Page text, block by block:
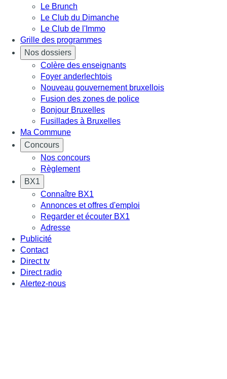
Le Brunch
Le Club du Dimanche
Le Club de l'Immo
Grille des programmes
Nos dossiers
Colère des enseignants
Foyer anderlechtois
Nouveau gouvernement bruxellois
Fusion des zones de police
Bonjour Bruxelles
Fusillades à Bruxelles
Ma Commune
Concours
Nos concours
Règlement
BX1
Connaître BX1
Annonces et offres d'emploi
Regarder et écouter BX1
Adresse
Publicité
Contact
Direct tv
Direct radio
Alertez-nous